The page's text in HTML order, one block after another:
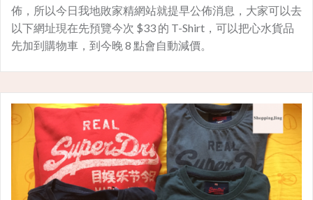
佈，所以今日我地敗家精網站就提早公佈消息，大家可以去
以下網址現在先預覽今次 $33 的 T-Shirt，可以把心水貨品
先加到購物車，到今晚 8 點會自動減價。